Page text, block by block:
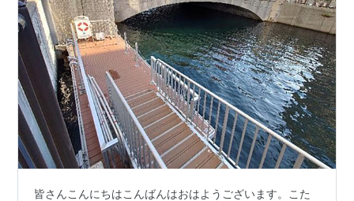
皆さんこんにちはこんばんはおはようございます。こた